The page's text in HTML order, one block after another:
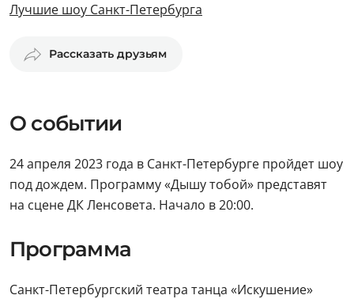
Лучшие шоу Санкт-Петербурга
Рассказать друзьям
О событии
24 апреля 2023 года в Санкт-Петербурге пройдет шоу
под дождем. Программу «Дышу тобой» представят
на сцене ДК Ленсовета. Начало в 20:00.
Программа
Санкт-Петербургский театра танца «Искушение»